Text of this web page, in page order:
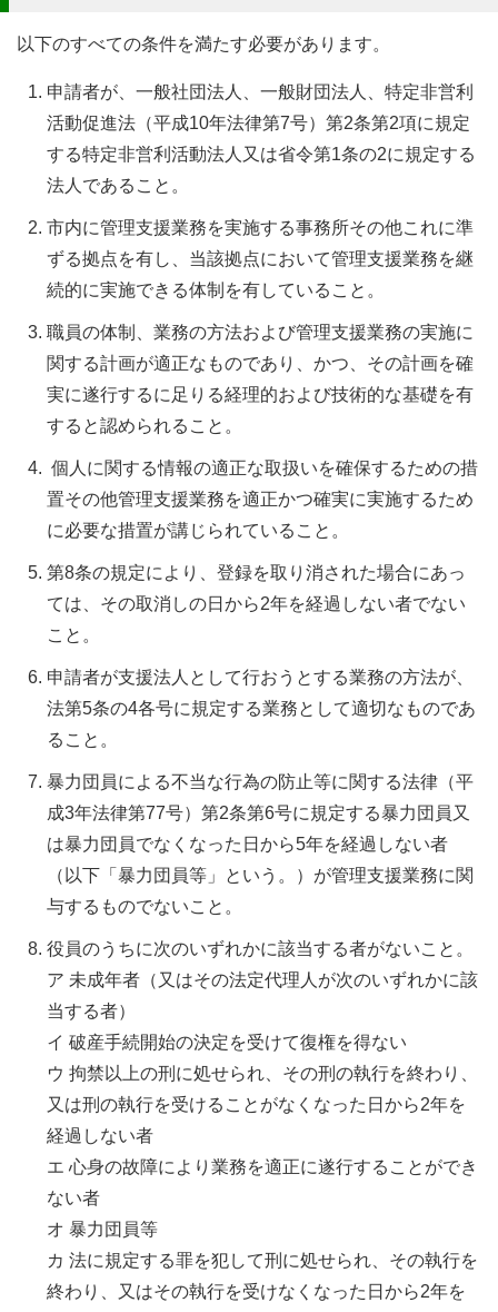
以下のすべての条件を満たす必要があります。
申請者が、一般社団法人、一般財団法人、特定非営利
活動促進法（平成10年法律第7号）第2条第2項に規定
する特定非営利活動法人又は省令第1条の2に規定する
法人であること。
市内に管理支援業務を実施する事務所その他これに準
ずる拠点を有し、当該拠点において管理支援業務を継
続的に実施できる体制を有していること。
職員の体制、業務の方法および管理支援業務の実施に
関する計画が適正なものであり、かつ、その計画を確
実に遂行するに足りる経理的および技術的な基礎を有
すると認められること。
個人に関する情報の適正な取扱いを確保するための措
置その他管理支援業務を適正かつ確実に実施するため
に必要な措置が講じられていること。
第8条の規定により、登録を取り消された場合にあっ
ては、その取消しの日から2年を経過しない者でない
こと。
申請者が支援法人として行おうとする業務の方法が、
法第5条の4各号に規定する業務として適切なものであ
ること。
暴力団員による不当な行為の防止等に関する法律（平
成3年法律第77号）第2条第6号に規定する暴力団員又
は暴力団員でなくなった日から5年を経過しない者
（以下「暴力団員等」という。）が管理支援業務に関
与するものでないこと。
役員のうちに次のいずれかに該当する者がないこと。
ア 未成年者（又はその法定代理人が次のいずれかに該
当する者）
イ 破産手続開始の決定を受けて復権を得ない
ウ 拘禁以上の刑に処せられ、その刑の執行を終わり、
又は刑の執行を受けることがなくなった日から2年を
経過しない者
エ 心身の故障により業務を適正に遂行することができ
ない者
オ 暴力団員等
カ 法に規定する罪を犯して刑に処せられ、その執行を
終わり、又はその執行を受けなくなった日から2年を